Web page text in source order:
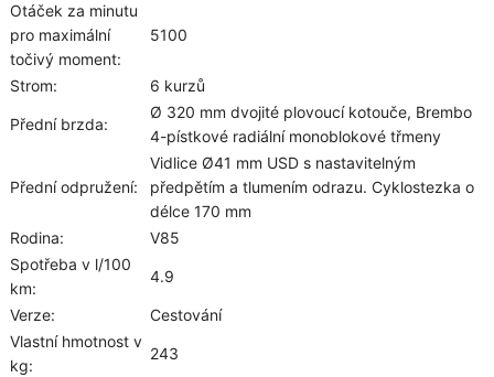
Otáček za minutu
pro maximální
točivý moment:
5100
Strom: 6 kurzů
Přední brzda:
Ø 320 mm dvojité plovoucí kotouče, Brembo
4-pístkové radiální monoblokové třmeny
Přední odpružení:
Vidlice Ø41 mm USD s nastavitelným
předpětím a tlumením odrazu. Cyklostezka o
délce 170 mm
Rodina:
V85
Spotřeba v l/100
km:
4.9
Verze:
Cestování
Vlastní hmotnost v
kg:
243